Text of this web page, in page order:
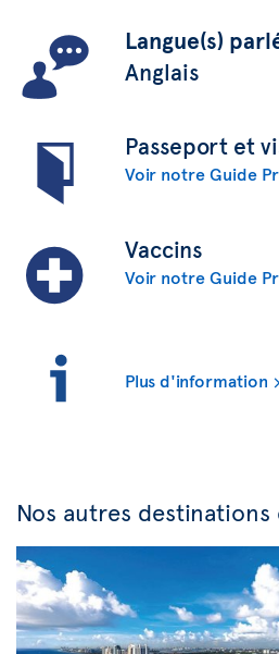
Langue(s)
Anglais
Passeport et
Voir notre Guide
Vaccins
Voir notre Guide
Plus d'information
Nos autres